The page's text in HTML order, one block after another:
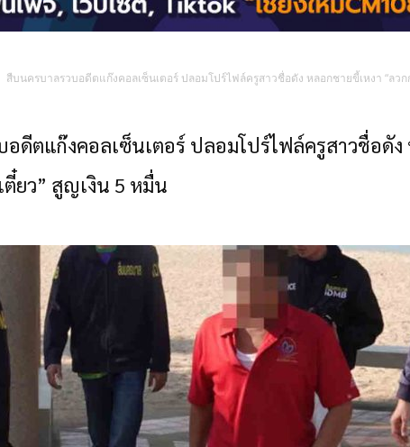
สืบนครบาลรวบอดีตแก๊งคอลเซ็นเตอร์ ปลอมโปร์ไฟล์ครูสาวชื่อดัง หลอกชายขี้เหงา “ลว
ดีตแก๊งคอลเซ็นเตอร์ ปลอมโปร์ไฟล์ครูสาวชื่อดัง
ตี๋ยว” สูญเงิน 5 หมื่น